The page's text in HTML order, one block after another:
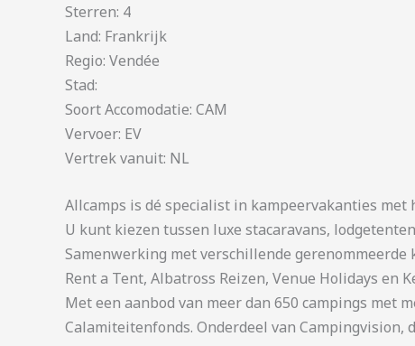
Sterren: 4
Land: Frankrijk
Regio: Vendée
Stad:
Soort Accomodatie: CAM
Vervoer: EV
Vertrek vanuit: NL
Allcamps is dé specialist in kampeervakanties
U kunt kiezen tussen luxe stacaravans,
Samenwerking met verschillende gerenommeerde
Rent a Tent, Albatross Reizen, Venue Holidays en
Met een aanbod van meer dan 650 campings met
Calamiteitenfonds. Onderdeel van Campingvision,